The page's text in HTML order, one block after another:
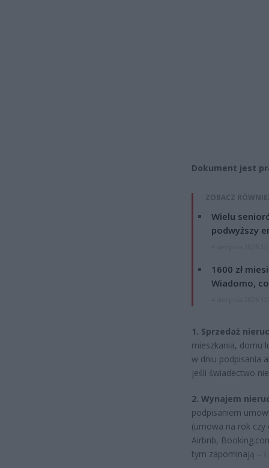
Dokument jest
ZOBACZ
Wielu
podwyższy
1600 zł
Wiadomo,
1. Sprzedaż
mieszkania, domu
w dniu podpisania
jeśli świadectwo
2. Wynajem
podpisaniem
(umowa na rok
Airbnb,
tym zapominają – i